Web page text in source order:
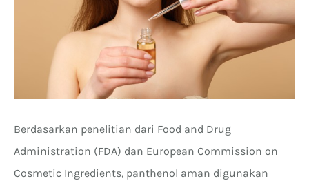
Berdasarkan penelitian dari Food and Drug
Administration (FDA) dan European Commission on
Cosmetic Ingredients, panthenol aman digunakan